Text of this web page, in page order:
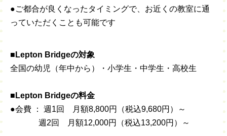
●ご都合が良くなったタイミングで、お近くの教室に通
っていただくことも可能です
■Lepton Bridgeの対象
全国の幼児（年中から）・小学生・中学生・高校生
■Lepton Bridgeの料金
●会費 ： 週1回 月額8,800円（税込9,680円）～
週2回 月額12,000円（税込13,200円）～